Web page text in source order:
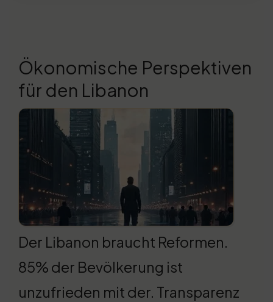
Ökonomische Perspektiven
für den Libanon
Der Libanon braucht Reformen.
85% der Bevölkerung ist
unzufrieden mit der. Transparenz